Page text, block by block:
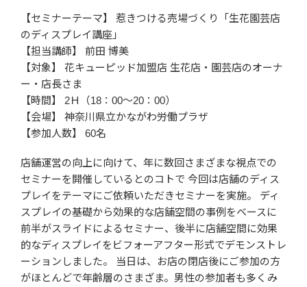
【セミナーテーマ】 惹きつける売場づくり「生花園芸店
のディスプレイ講座」
【担当講師】 前田 博美
【対象】 花キューピッド加盟店 生花店・園芸店のオーナ
ー・店長さま
【時間】 2Ｈ（18：00～20：00）
【会場】 神奈川県立かながわ労働プラザ
【参加人数】 60名
店舗運営の向上に向けて、年に数回さまざまな視点での
セミナーを開催しているとのコトで 今回は店舗のディス
プレイをテーマにご依頼いただきセミナーを実施。 ディ
スプレイの基礎から効果的な店舗空間の事例をベースに
前半がスライドによるセミナー、後半に店舗空間に効果
的なディスプレイをビフォーアフター形式でデモンストレ
ーションしました。 当日は、お店の閉店後にご参加の方
がほとんどで年齢層のさまざま。男性の参加者も多くみ